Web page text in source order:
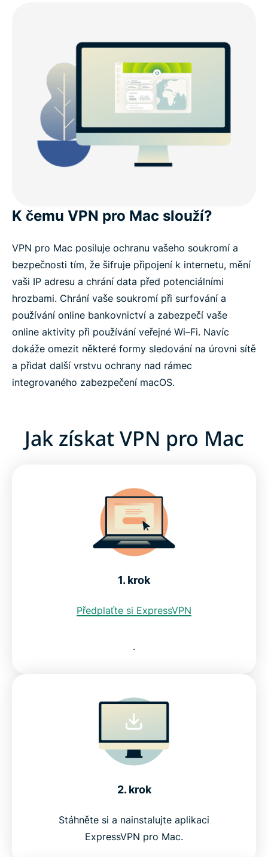
K čemu VPN pro Mac slouží?
VPN pro Mac posiluje ochranu vašeho soukromí a
bezpečnosti tím, že šifruje připojení k internetu, mění
vaši IP adresu a chrání data před potenciálními
hrozbami. Chrání vaše soukromí při surfování a
používání online bankovnictví a zabezpečí vaše
online aktivity při používání veřejné Wi–Fi. Navíc
dokáže omezit některé formy sledování na úrovni sítě
a přidat další vrstvu ochrany nad rámec
integrovaného zabezpečení macOS.
Jak získat VPN pro Mac
1. krok
Předplaťte si ExpressVPN
.
2. krok
Stáhněte si a nainstalujte aplikaci
ExpressVPN pro Mac.